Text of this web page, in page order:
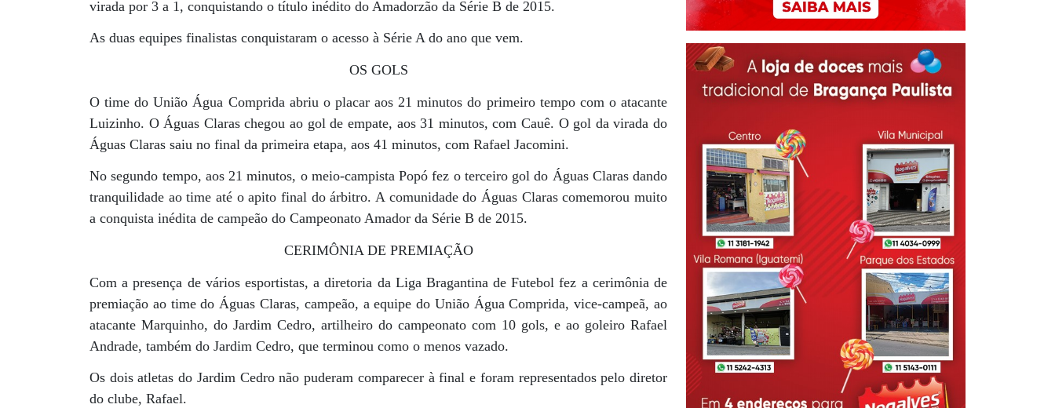
virada por 3 a 1, conquistando o título inédito do Amadorzão da Série B de 2015.
As duas equipes finalistas conquistaram o acesso à Série A do ano que vem.
OS GOLS
O time do União Água Comprida abriu o placar aos 21 minutos do primeiro tempo com o atacante
Luizinho. O Águas Claras chegou ao gol de empate, aos 31 minutos, com Cauê. O gol da virada do
Águas Claras saiu no final da primeira etapa, aos 41 minutos, com Rafael Jacomini.
No segundo tempo, aos 21 minutos, o meio-campista Popó fez o terceiro gol do Águas Claras dando
tranquilidade ao time até o apito final do árbitro. A comunidade do Águas Claras comemorou muito
a conquista inédita de campeão do Campeonato Amador da Série B de 2015.
CERIMÔNIA DE PREMIAÇÃO
Com a presença de vários esportistas, a diretoria da Liga Bragantina de Futebol fez a cerimônia de
premiação ao time do Águas Claras, campeão, a equipe do União Água Comprida, vice-campeã, ao
atacante Marquinho, do Jardim Cedro, artilheiro do campeonato com 10 gols, e ao goleiro Rafael
Andrade, também do Jardim Cedro, que terminou como o menos vazado.
Os dois atletas do Jardim Cedro não puderam comparecer à final e foram representados pelo diretor
do clube, Rafael.